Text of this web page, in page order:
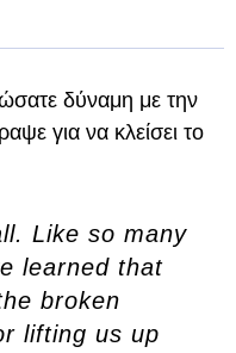
δύναμη με την
για να κλείσει το
Like so many
learned that
broken
lifting us up